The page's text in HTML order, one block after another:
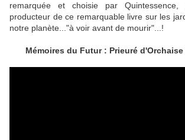
remarquée et choisie par
producteur de ce remarquable livre sur les
notre planète..."à voir avant de mourir"...!
Mémoires du Futur : Prieuré